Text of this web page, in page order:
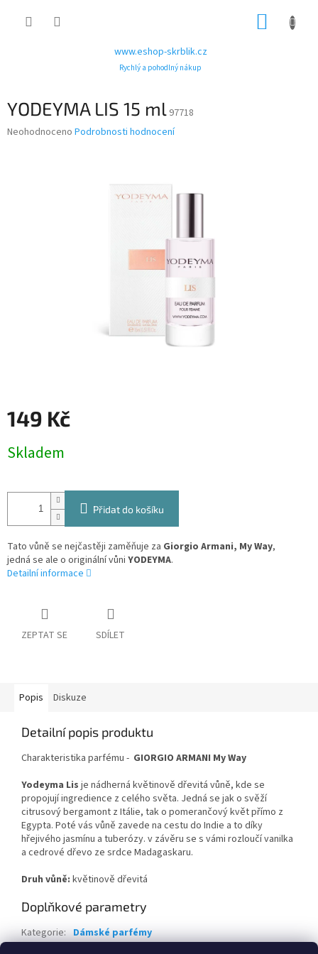
www.eshop-skrblik.cz
Rychlý a pohodlný nákup
YODEYMA LIS 15 ml 97718
Průměrné
Neohodnoceno Podrobnosti hodnocení
149 Kč
cena:
Skladem
Přidat do košíku
Tato vůně se nejčastěji zaměňuje za Giorgio Armani, My Way,
jedná se ale o originální vůni YODEYMA.
Detailní informace
ZEPTAT SE SDÍLET
Popis Diskuze
Detailní popis produktu
Charakteristika parfému - GIORGIO ARMANI My Way
Yodeyma Lis je nádherná květinově dřevitá vůně, kde se
propojují ingredience z celého světa. Jedná se jak o svěží
citrusový bergamont z Itálie, tak o pomerančový květ přímo z
Egypta. Poté vás vůně zavede na cestu do Indie a to díky
hřejivého jasmínu a tuberózy. v závěru se s vámi rozloučí vanilka
a cedrové dřevo ze srdce Madagaskaru.
Druh vůně: květinově dřevitá
Doplňkové parametry
Kategorie: Dámské parfémy